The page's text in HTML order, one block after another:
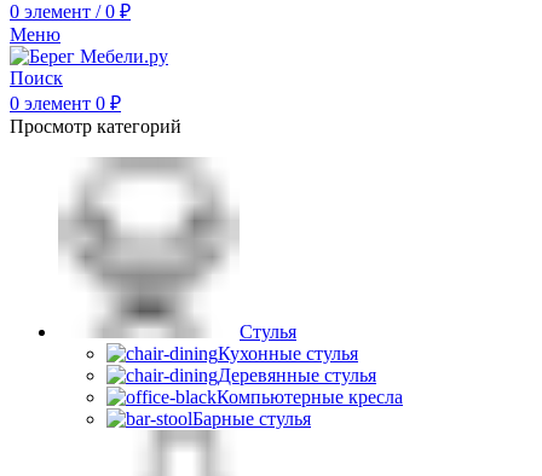
0 элемент / 0 ₽
Меню
Поиск
0 элемент 0 ₽
Просмотр категорий
Стулья
Кухонные стулья
Деревянные стулья
Компьютерные кресла
Барные стулья